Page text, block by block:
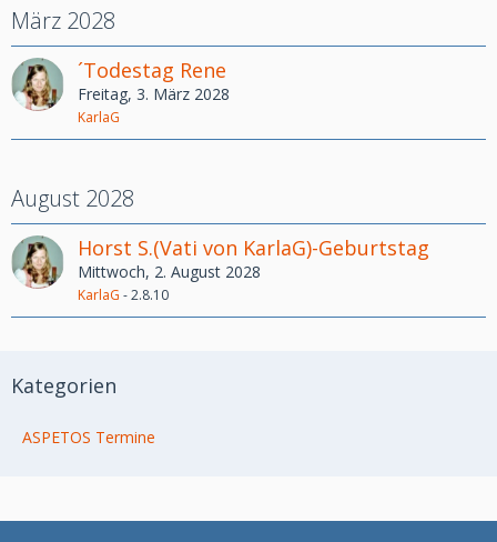
März 2028
´Todestag Rene
Freitag, 3. März 2028
KarlaG
August 2028
Horst S.(Vati von KarlaG)-Geburtstag
Mittwoch, 2. August 2028
KarlaG -2.8.10
Kategorien
ASPETOS Termine